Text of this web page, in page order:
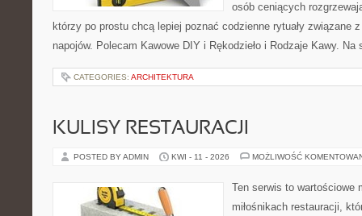
osób ceniących
którzy po prostu chcą lepiej poznać codzienne rytuały związane
napojów. Polecam Kawowe DIY i Rękodzieło i Rodzaje Kawy.
CATEGORIES: ARCHITEKTURA
KULISY RESTAURACJI
POSTED BY ADMIN KWI - 11 - 2026 MOŻLIWOŚĆ
Ten serwis to wartościowe
miłośnikach restauracji,